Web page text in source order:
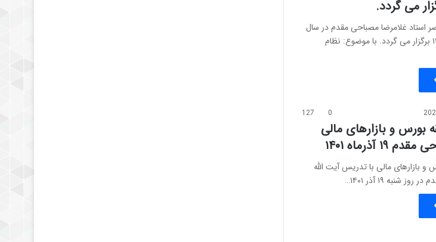
استاد غلامرضا مصباحی مقدم در سال
تحصیلی ۱۴۰۳_ ۱۴۰۴ برگزار می گردد. با موضوع: نظام
0
127
و بازارهای مالی
آذرماه ۱۴۰۱
بازارهای مالی با تدریس آیت الله
شنبه ١۹ آذر ۱۴۰۱…